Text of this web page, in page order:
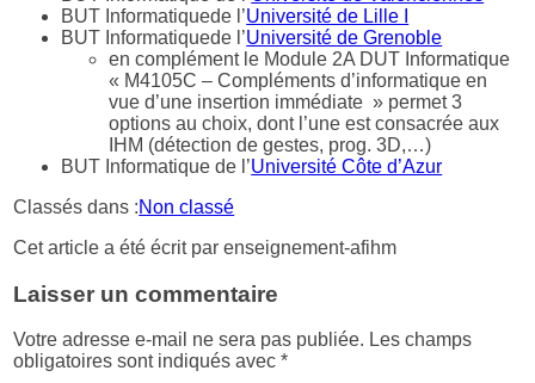
BUT Informatiquede l’Université de Lille I
BUT Informatiquede l’Université de Grenoble
en complément le Module 2A DUT Informatique
« M4105C – Compléments d’informatique en
vue d’une insertion immédiate » permet 3
options au choix, dont l’une est consacrée aux
IHM (détection de gestes, prog. 3D,…)
BUT Informatique de l’Université Côte d’Azur
Classés dans :Non classé
Cet article a été écrit par enseignement-afihm
Laisser un commentaire
Votre adresse e-mail ne sera pas publiée. Les champs
obligatoires sont indiqués avec*